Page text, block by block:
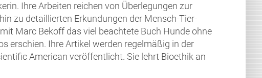
Ihre Arbeiten reichen von Überlegungen zur
zu detaillierten Erkundungen der Mensch-Tier-
Marc Bekoff das viel beachtete Buch Hunde ohne
erschien. Ihre Artikel werden regelmäßig in der
American veröffentlicht. Sie lehrt Bioethik an